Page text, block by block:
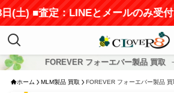
定：LINEとメールのみ受付(返信
FOREVER フォーエバー製品 買取
ホーム MLM製品 買取 FOREVER フォーエバー製品 買